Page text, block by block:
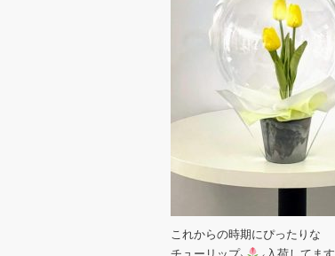
これからの時期にぴったりな